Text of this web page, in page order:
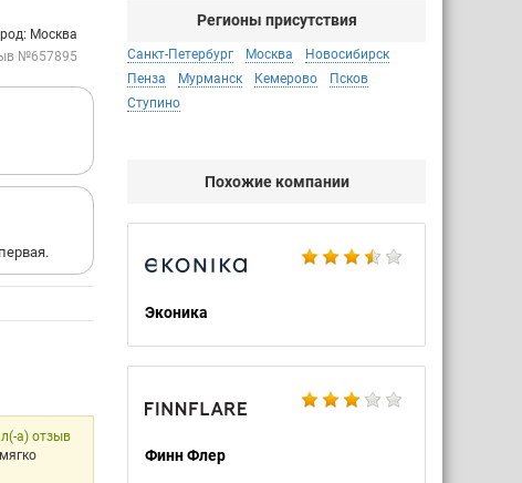
Москва
№657895
а) отзыв
Регионы присутствия
Санкт-Петербург Москва
Новосибирск
Пенза
Мурманск Кемерово
Псков
Ступино
Похожие компании
Эконика
Финн Флер